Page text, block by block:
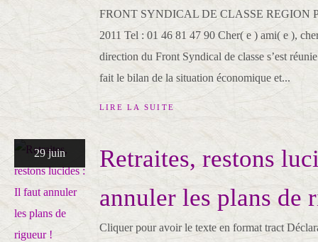
FRONT SYNDICAL DE CLASSE REGION
2011 Tel : 01 46 81 47 90 Cher( e ) ami( e ),
direction du Front Syndical de classe s’est
fait le bilan de la situation économique et...
LIRE LA SUITE
29 juin
Retraites, restons
annuler les plans de
Cliquer pour avoir le texte en format tract